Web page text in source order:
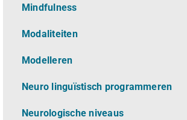
Mindfulness
Modaliteiten
Modelleren
Neuro linguïstisch programmeren
Neurologische niveaus